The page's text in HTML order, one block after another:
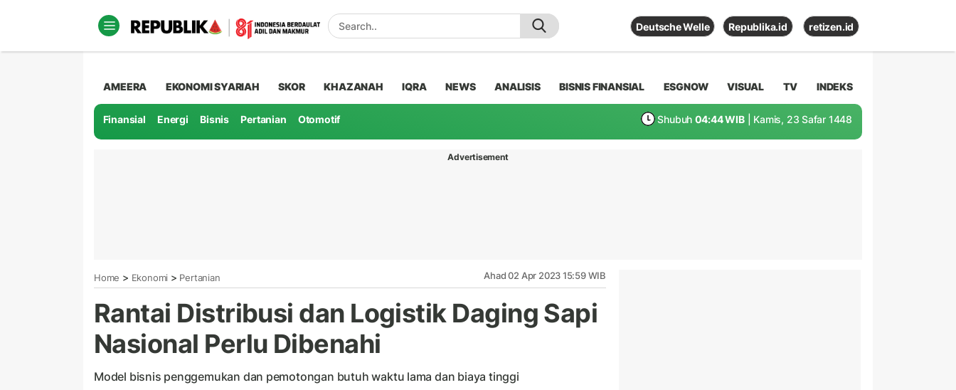
Deutsche Welle Republika.id retizen.id
AMEERA EKONOMI SYARIAH SKOR KHAZANAH IQRA NEWS ANALISIS BISNIS FINANSIAL ESGNOW VISUAL TV INDEKS
Finansial Energi Bisnis Pertanian Otomotif Shubuh 04:44 WIB | Kamis, 23 Safar 1448
Advertisement
Home > Ekonomi > Pertanian Ahad 02 Apr 2023 15:59 WIB
Rantai Distribusi dan Logistik Daging Sapi
Nasional Perlu Dibenahi
Model bisnis penggemukan dan pemotongan butuh waktu lama dan biaya tinggi